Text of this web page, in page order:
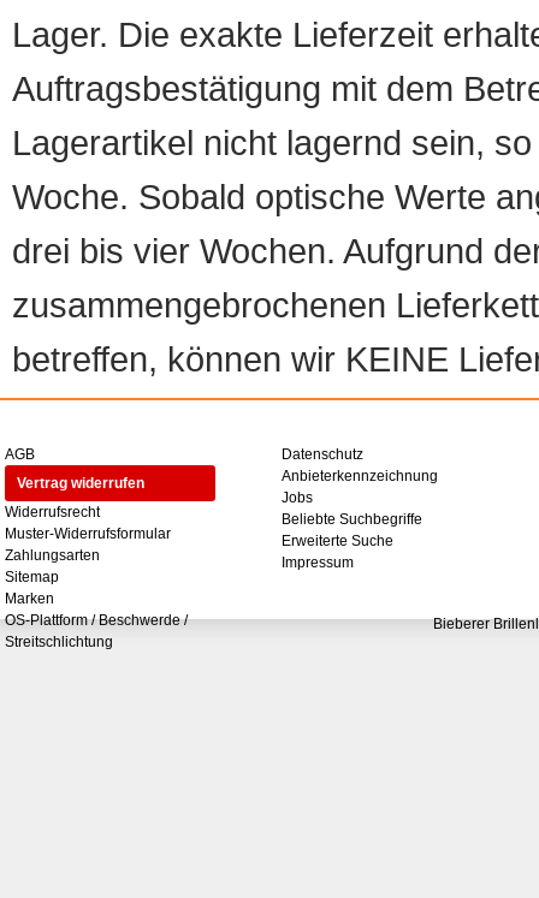
Lager. Die exakte Lieferzeit
Auftragsbestätigung mit dem
Lagerartikel nicht lagernd sein,
Woche. Sobald optische Werte
drei bis vier Wochen. Aufgrund
zusammengebrochenen
betreffen, können wir KEINE
AGB
Vertrag widerrufen
Widerrufsrecht
Muster-Widerrufsformular
Zahlungsarten
Sitemap
Marken
OS-Plattform / Beschwerde /
Streitschlichtung
Datenschutz
Anbieterkennzeichnung
Jobs
Beliebte Suchbegriffe
Erweiterte Suche
Impressum
Bieberer